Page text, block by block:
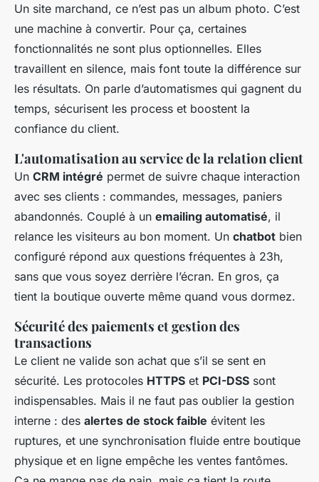
Un site marchand, ce n’est pas un album photo. C’est
une machine à convertir. Pour ça, certaines
fonctionnalités ne sont plus optionnelles. Elles
travaillent en silence, mais font toute la différence sur
les résultats. On parle d’automatismes qui gagnent du
temps, sécurisent les process et boostent la
confiance du client.
L'automatisation au service de la relation client
Un CRM intégré permet de suivre chaque interaction
avec ses clients : commandes, messages, paniers
abandonnés. Couplé à un emailing automatisé, il
relance les visiteurs au bon moment. Un chatbot bien
configuré répond aux questions fréquentes à 23h,
sans que vous soyez derrière l’écran. En gros, ça
tient la boutique ouverte même quand vous dormez.
Sécurité des paiements et gestion des
transactions
Le client ne valide son achat que s’il se sent en
sécurité. Les protocoles HTTPS et PCI-DSS sont
indispensables. Mais il ne faut pas oublier la gestion
interne : des alertes de stock faible évitent les
ruptures, et une synchronisation fluide entre boutique
physique et en ligne empêche les ventes fantômes.